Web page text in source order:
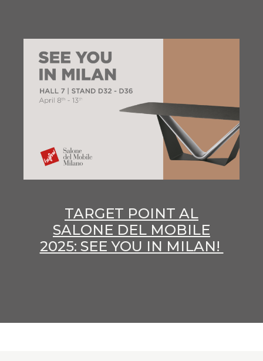
TARGET POINT AL
SALONE DEL MOBILE
2025: SEE YOU IN MILAN!